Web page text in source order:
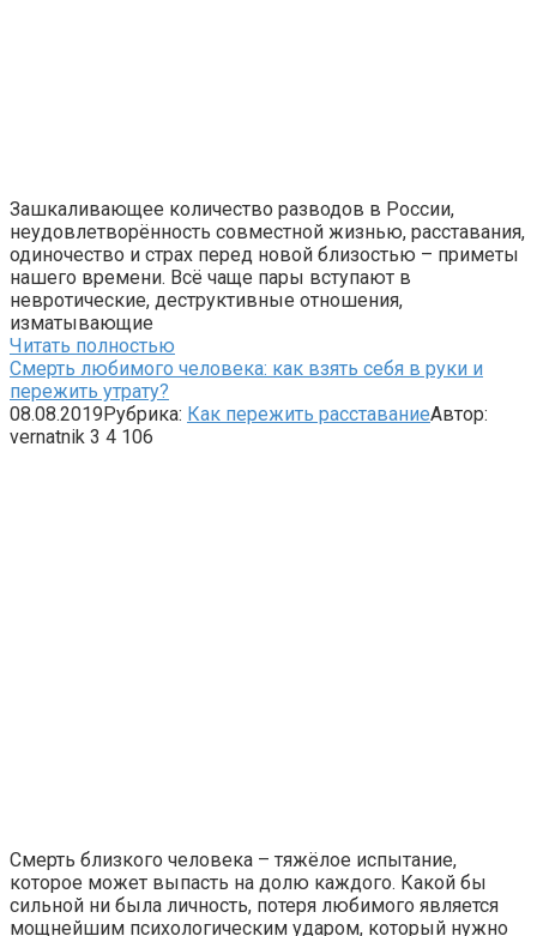
Зашкаливающее количество разводов в России,
неудовлетворённость совместной жизнью, расставания,
одиночество и страх перед новой близостью – приметы
нашего времени. Всё чаще пары вступают в
невротические, деструктивные отношения,
изматывающие
Читать полностью
Смерть любимого человека: как взять себя в руки и
пережить утрату?
08.08.2019Рубрика: Как пережить расставаниеАвтор:
vernatnik 3 4 106
Смерть близкого человека – тяжёлое испытание,
которое может выпасть на долю каждого. Какой бы
сильной ни была личность, потеря любимого является
мощнейшим психологическим ударом, который нужно